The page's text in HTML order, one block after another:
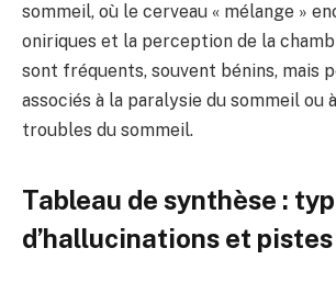
sommeil, où le cerveau « mélange »
oniriques et la perception de la
sont fréquents, souvent bénins, mais
associés à la paralysie du sommeil ou
troubles du sommeil.
Tableau de synthèse :
d’hallucinations et